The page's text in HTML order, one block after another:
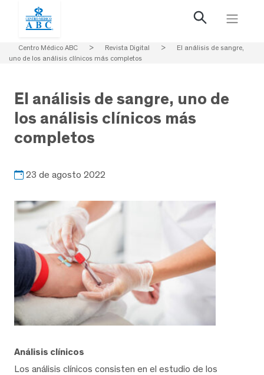
Centro Médico ABC > Revista Digital >
El análisis de sangre,
uno de los análisis clínicos más completos
El análisis de sangre, uno de
los análisis clínicos más
completos
23 de agosto 2022
Análisis clínicos
Los análisis clínicos consisten en el estudio de los